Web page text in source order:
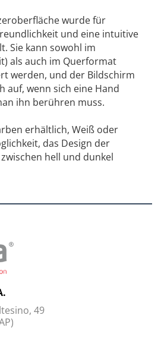
wurde für
und eine intuitive
Sie kann sowohl im
als auch im Querformat
werden, und der Bildschirm
auf, wenn sich eine Hand
ihn berühren muss.
erhältlich, Weiß oder
das Design der
hell und dunkel
49